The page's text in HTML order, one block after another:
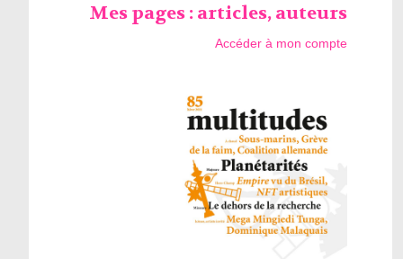
Mes pages : articles, auteurs
Accéder à mon compte